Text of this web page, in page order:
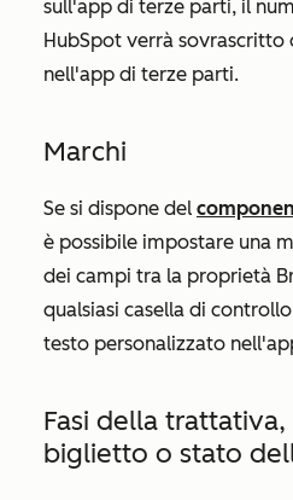
sull'app di terze parti, il
HubSpot verrà sovrascritto
nell'app di terze parti.
Marchi
Se si dispone del
è possibile impostare una
dei campi tra la proprietà
qualsiasi casella di
testo personalizzato
Fasi della
biglietto o stato